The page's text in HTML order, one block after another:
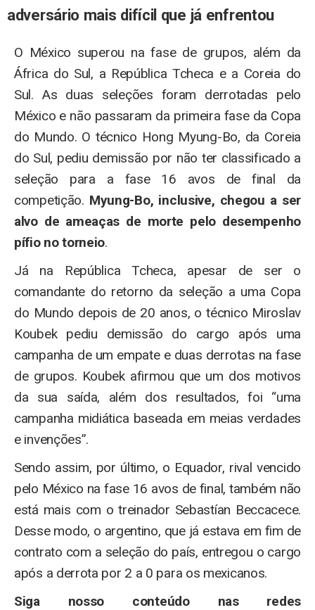
adversário mais difícil que já enfrentou
O México superou na fase de grupos, além da
África do Sul, a República Tcheca e a Coreia do
Sul. As duas seleções foram derrotadas pelo
México e não passaram da primeira fase da Copa
do Mundo. O técnico Hong Myung-Bo, da Coreia
do Sul, pediu demissão por não ter classificado a
seleção para a fase 16 avos de final da
competição. Myung-Bo, inclusive, chegou a ser
alvo de ameaças de morte pelo desempenho
pífio no torneio.
Já na República Tcheca, apesar de ser o
comandante do retorno da seleção a uma Copa
do Mundo depois de 20 anos, o técnico Miroslav
Koubek pediu demissão do cargo após uma
campanha de um empate e duas derrotas na fase
de grupos. Koubek afirmou que um dos motivos
da sua saída, além dos resultados, foi “uma
campanha midiática baseada em meias verdades
e invenções”.
Sendo assim, por último, o Equador, rival vencido
pelo México na fase 16 avos de final, também não
está mais com o treinador Sebastían Beccacece.
Desse modo, o argentino, que já estava em fim de
contrato com a seleção do país, entregou o cargo
após a derrota por 2 a 0 para os mexicanos.
Siga nosso conteúdo nas redes